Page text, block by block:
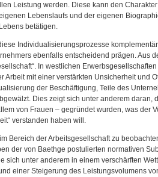
Leistung werden. Diese kann den
Lebenslaufs und der eigenen
betätigen.
Individualisierungsprozesse
ebenfalls entscheidend prägen. Aus
In westlichen
Arbeit mit einer verstärkten Unsicherheit und
der Beschäftigung, Teile des
Dies zeigt sich unter anderem daran,
von Frauen – gegründet wurden, was der
verstanden haben will.
Bereich der Arbeitsgesellschaft zu
der von Baethge postulierten normativen
sich unter anderem in einem verschärften
einer Steigerung des Leistungsvolumens